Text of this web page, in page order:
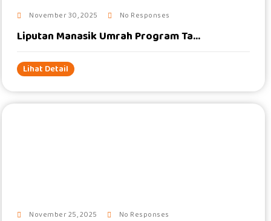
November 30, 2025 No Responses
Liputan Manasik Umrah Program Ta...
Lihat Detail
November 25, 2025 No Responses